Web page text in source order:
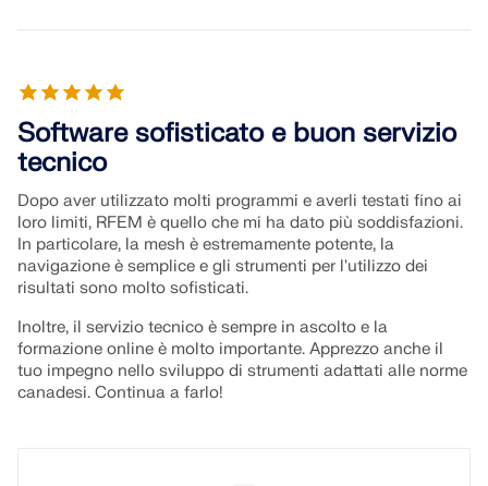
Software sofisticato e buon servizio
tecnico
Dopo aver utilizzato molti programmi e averli testati fino ai
loro limiti, RFEM è quello che mi ha dato più soddisfazioni.
In particolare, la mesh è estremamente potente, la
navigazione è semplice e gli strumenti per l'utilizzo dei
risultati sono molto sofisticati.
Inoltre, il servizio tecnico è sempre in ascolto e la
formazione online è molto importante. Apprezzo anche il
tuo impegno nello sviluppo di strumenti adattati alle norme
canadesi. Continua a farlo!